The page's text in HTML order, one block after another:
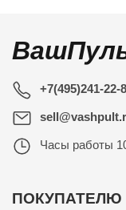
+7(495)241-22-
Часы работы
ПОКУПАТЕЛЮ